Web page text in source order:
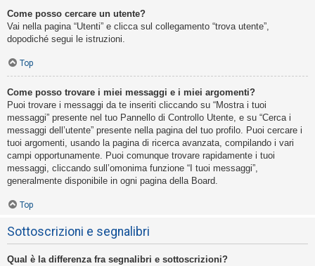
Come posso cercare un utente?
Vai nella pagina “Utenti” e clicca sul collegamento “trova utente”,
dopodiché segui le istruzioni.
Top
Come posso trovare i miei messaggi e i miei argomenti?
Puoi trovare i messaggi da te inseriti cliccando su “Mostra i tuoi
messaggi” presente nel tuo Pannello di Controllo Utente, e su “Cerca i
messaggi dell’utente” presente nella pagina del tuo profilo. Puoi cercare i
tuoi argomenti, usando la pagina di ricerca avanzata, compilando i vari
campi opportunamente. Puoi comunque trovare rapidamente i tuoi
messaggi, cliccando sull’omonima funzione “I tuoi messaggi”,
generalmente disponibile in ogni pagina della Board.
Top
Sottoscrizioni e segnalibri
Qual è la differenza fra segnalibri e sottoscrizioni?